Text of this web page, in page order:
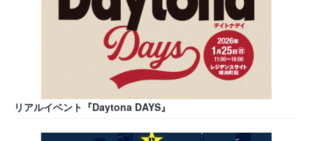
リアルイベント『Daytona DAYS』